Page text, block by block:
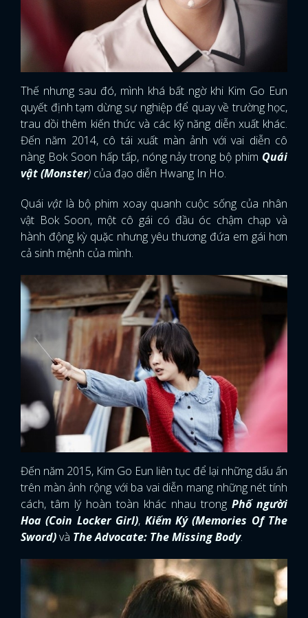
Thế nhưng sau đó, mình khá bất ngờ khi Kim Go Eun
quyết định tạm dừng sự nghiệp để quay về trường học,
trau dồi thêm kiến thức và các kỹ năng diễn xuất khác.
Đến năm 2014, cô tái xuất màn ảnh với vai diễn cô
nàng Bok Soon hấp tấp, nóng nảy trong bộ phim Quái
vật (Monster) của đạo diễn Hwang In Ho.
Quáivậtlà bộ phim xoay quanh cuộc sống của nhân
vật Bok Soon, một cô gái có đầu óc chậm chạp và
hành động kỳ quặc nhưng yêu thương đứa em gái hơn
cả sinh mệnh của mình.
Đến năm 2015, Kim Go Eun liên tục để lại những dấu ấn
trên màn ảnh rộng với ba vai diễn mang những nét tính
cách, tâm lý hoàn toàn khác nhau trong Phố người
Hoa (Coin Locker Girl), Kiếm Ký (Memories Of The
Sword)và The Advocate: The Missing Body.